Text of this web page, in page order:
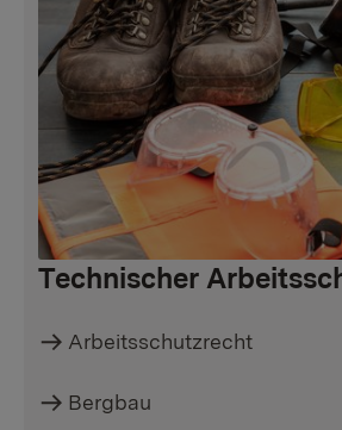
Technischer
Arbeitsschutzrecht
Bergbau